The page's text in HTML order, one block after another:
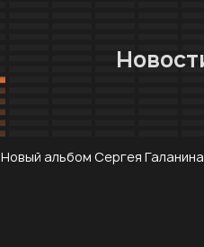
Новый альбом Сергея